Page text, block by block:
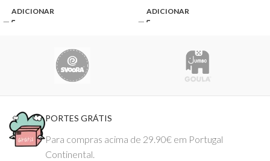
ADICIONAR ADICIONAR
PORTES GRÁTIS
Para compras acima de 29.90€ em Portugal
Continental.